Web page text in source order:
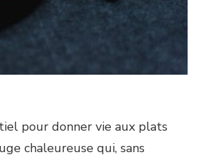
pour donner vie aux plats
chaleureuse qui, sans